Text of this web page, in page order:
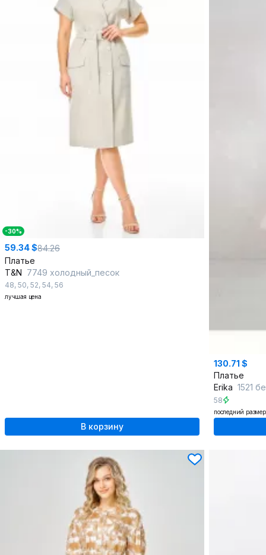
-30%
59.34 $84.26
Платье
T&N 7749 холодный_песок
48, 50, 52, 54, 56
лучшая цена
В корзину
130.71 $
Платье
Erika 1521
58
последний размер